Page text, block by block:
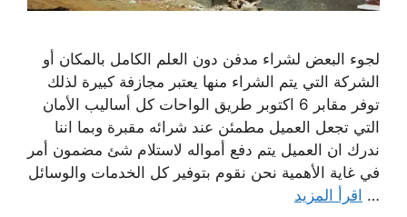
لجوء البعض لشراء مدفن دون العلم الكامل بالمكان أو
الشركة التي يتم الشراء منها يعتبر مجازفة كبيرة لذلك
توفر مقابر 6 اكتوبر طريق الواحات كل أساليب الأمان
التي تجعل العميل مطمئن عند شرائه مقبرة وبما اننا
ندرك ان العميل يتم دفع أمواله لاستلام شئ مضمون أمر
في غاية الأهمية نحن نقوم بتوفير كل الخدمات والوسائل
… اقرأ المزيد